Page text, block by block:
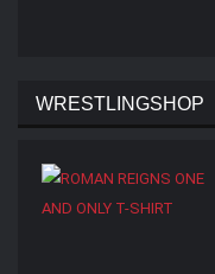
WRESTLINGSHOP